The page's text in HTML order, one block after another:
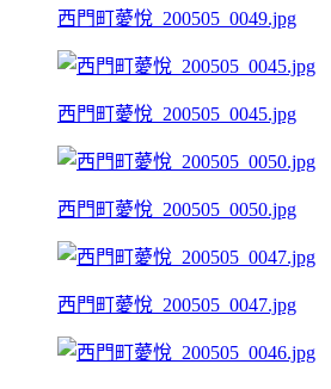
西門町薆悅_200505_0049.jpg
西門町薆悅_200505_0045.jpg
西門町薆悅_200505_0050.jpg
西門町薆悅_200505_0047.jpg